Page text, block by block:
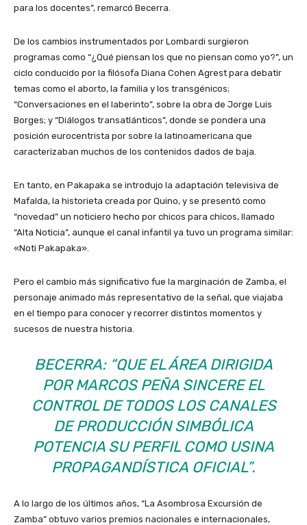
para los docentes”, remarcó Becerra.
De los cambios instrumentados por Lombardi surgieron
programas como “¿Qué piensan los que no piensan como yo?”, un
ciclo conducido por la filósofa Diana Cohen Agrest para debatir
temas como el aborto, la familia y los transgénicos;
“Conversaciones en el laberinto”, sobre la obra de Jorge Luis
Borges; y “Diálogos transatlánticos”, donde se pondera una
posición eurocentrista por sobre la latinoamericana que
caracterizaban muchos de los contenidos dados de baja.
En tanto, en Pakapaka se introdujo la adaptación televisiva de
Mafalda, la historieta creada por Quino, y se presentó como
“novedad” un noticiero hecho por chicos para chicos, llamado
“Alta Noticia”, aunque el canal infantil ya tuvo un programa similar:
«Noti Pakapaka».
Pero el cambio más significativo fue la marginación de Zamba, el
personaje animado más representativo de la señal, que viajaba
en el tiempo para conocer y recorrer distintos momentos y
sucesos de nuestra historia.
BECERRA: “QUE EL ÁREA DIRIGIDA
POR MARCOS PEÑA SINCERE EL
CONTROL DE TODOS LOS CANALES
DE PRODUCCIÓN SIMBÓLICA
POTENCIA SU PERFIL COMO USINA
PROPAGANDÍSTICA OFICIAL”.
A lo largo de los últimos años, “La Asombrosa Excursión de
Zamba” obtuvo varios premios nacionales e internacionales,